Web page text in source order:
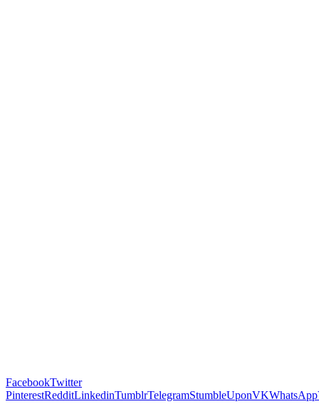
FacebookTwitter
PinterestRedditLinkedinTumblrTelegramStumbleUponVKWhatsApp